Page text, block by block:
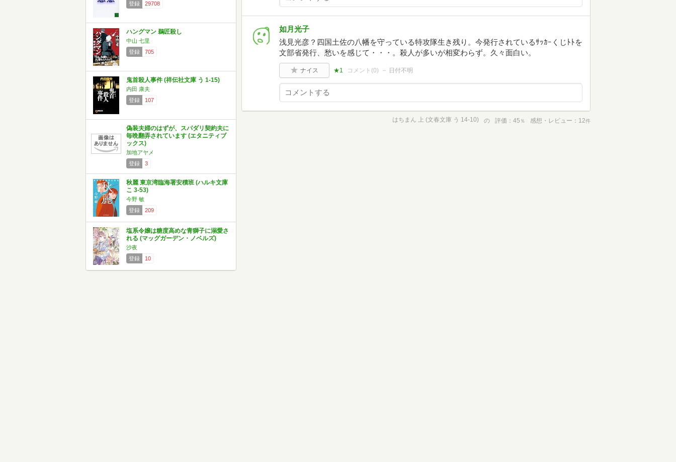
登録
29708
ハングマン 鵜匠殺し
中山 七里
登録
705
鬼首殺人事件 (祥伝社文庫 う 1-15)
内田 康夫
登録
107
偽装夫婦のはずが、スパダリ契約夫に
毎晩翻弄されています (エタニティブ
ックス)
加地アヤメ
登録
3
秋麗 東京湾臨海署安積班 (ハルキ文庫
こ 3-53)
今野 敏
登録
209
塩系令嬢は糖度高めな青獅子に溺愛さ
れる (マッグガーデン・ノベルズ)
沙夜
登録
10
如月光子
浅見光彦？四国土佐の八幡を守っている特攻隊生き残り。今発行されているｻｯｶｰくじﾄﾄを
文部省発行、愁いを感じて・・・。殺人が多いが相変わらず。久々面白い。
ナイス ★1 コメント(0) 日付不明
はちまん 上 (文春文庫 う 14-10) の 評価 45 ％ 感想・レビュー 12件